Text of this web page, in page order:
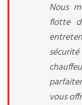
Nous
flotte
vous